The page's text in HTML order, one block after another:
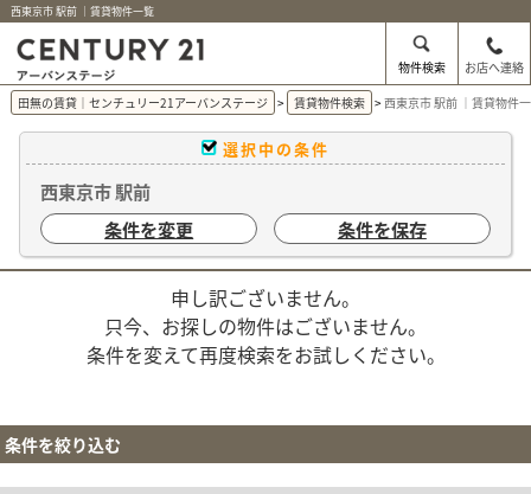
西東京市 駅前 ｜賃貸物件一覧
物件検索
お店へ連絡
田無の賃貸｜センチュリー21アーバンステージ
賃貸物件検索 西東京市 駅前 ｜賃貸物件
選択中の条件
西東京市 駅前
条件を変更
条件を保存
申し訳ございません。
只今、お探しの物件はございません。
条件を変えて再度検索をお試しください。
条件を絞り込む